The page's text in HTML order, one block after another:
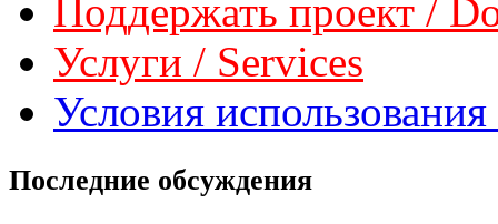
Поддержать проект /
Услуги / Services
Условия
Последние обсуждения